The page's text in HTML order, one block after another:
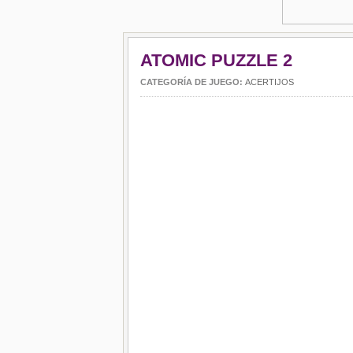
ATOMIC PUZZLE 2
CATEGORÍA DE JUEGO: ACERTIJOS